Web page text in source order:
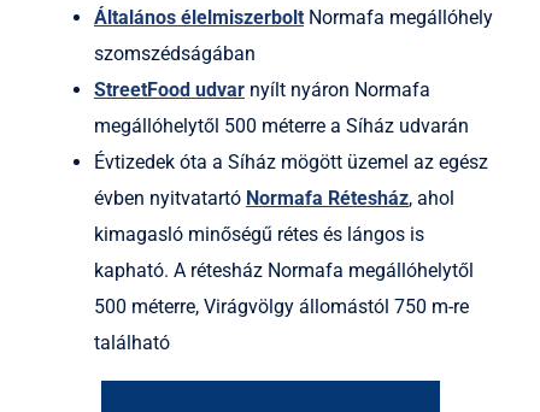
Általános élelmiszerboltNormafa megállóhely
szomszédságában
StreetFood udvarnyílt nyáron Normafa
megállóhelytől 500 méterre a Síház udvarán
Évtizedek óta a Síház mögött üzemel az egész
évben nyitvatartó Normafa Rétesház, ahol
kimagasló minőségű rétes és lángos is
kapható. A rétesház Normafa megállóhelytől
500 méterre, Virágvölgy állomástól 750 m-re
található